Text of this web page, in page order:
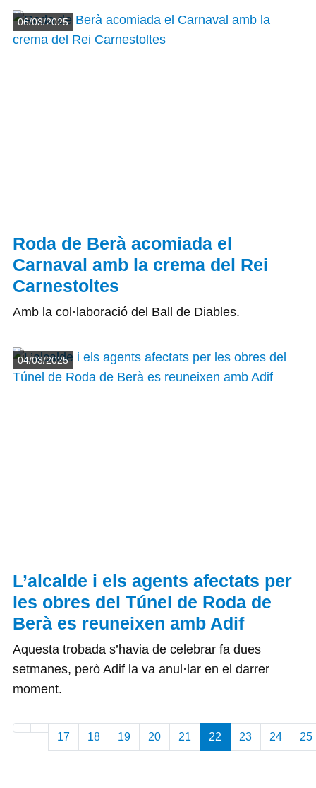
Roda de Berà acomiada el
Carnaval amb la crema del Rei
Carnestoltes
Detalls
06/03/2025
Amb la col·laboració del Ball de Diables.
L’alcalde i els agents afectats per
les obres del Túnel de Roda de
Berà es reuneixen amb Adif
Detalls
04/03/2025
Aquesta trobada s’havia de celebrar fa dues
setmanes, però Adif la va anul·lar en el darrer
moment.
17 18 19 20 21 22 23 24 25